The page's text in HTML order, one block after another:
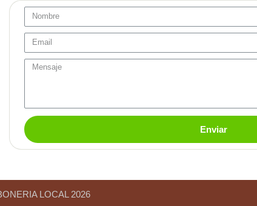
Nombre
Email
message
Enviar
LOCAL 2026